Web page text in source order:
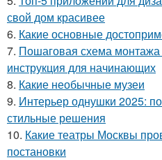
свой дом красивее
6. Какие основные
7. Пошаговая схема монтажа
инструкция для начинающих
8. Какие необычные музеи
9. Интерьер однушки 2025:
стильные решения
10. Какие театры Москвы
постановки